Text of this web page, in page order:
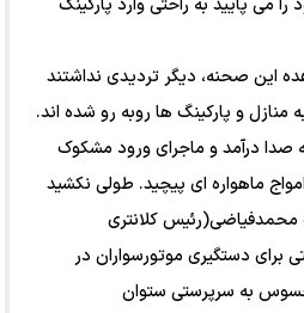
این صحنه، دیگر تردیدی نداشتند
منازل و پارکینگ ها روبه رو شده اند.
صدا درآمد و ماجرای ورود مشکوک
ماهواره ای پیچید. طولی نکشید
کلانتری
برای دستگیری موتورسواران در
به سرپرستی ستوان